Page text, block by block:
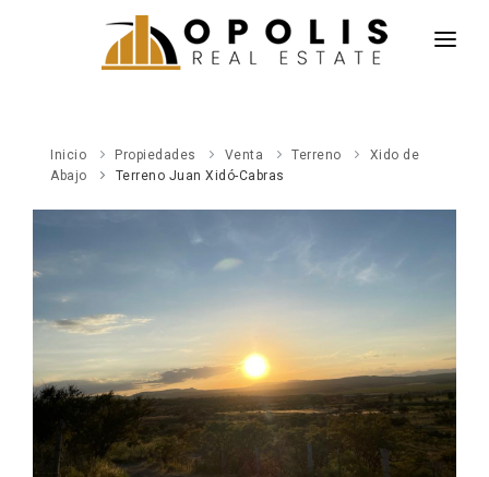
PROPIEDADES
Inicio Propiedades Venta Terreno
Xido de
Abajo
Terreno Juan Xidó-Cabras